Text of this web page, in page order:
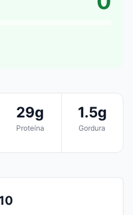
29g
Proteína
1.5g
Gordura